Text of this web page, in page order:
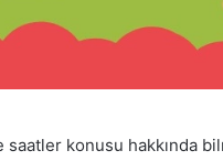
saatler konusu hakkında